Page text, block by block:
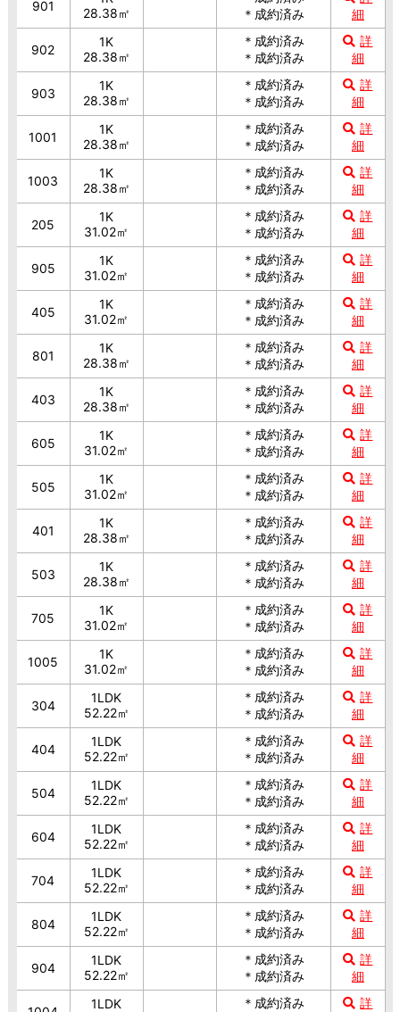
901
28.38㎡
＊成約済み
細
902
1K
28.38㎡
＊成約済み
＊成約済み
詳
細
903
1K
28.38㎡
＊成約済み
＊成約済み
詳
細
1001
1K
28.38㎡
＊成約済み
＊成約済み
詳
細
1003
1K
28.38㎡
＊成約済み
＊成約済み
詳
細
205
1K
31.02㎡
＊成約済み
＊成約済み
詳
細
905
1K
31.02㎡
＊成約済み
＊成約済み
詳
細
405
1K
31.02㎡
＊成約済み
＊成約済み
詳
細
801
1K
28.38㎡
＊成約済み
＊成約済み
詳
細
403
1K
28.38㎡
＊成約済み
＊成約済み
詳
細
605
1K
31.02㎡
＊成約済み
＊成約済み
詳
細
505
1K
31.02㎡
＊成約済み
＊成約済み
詳
細
401
1K
28.38㎡
＊成約済み
＊成約済み
詳
細
503
1K
28.38㎡
＊成約済み
＊成約済み
詳
細
705
1K
31.02㎡
＊成約済み
＊成約済み
詳
細
1005
1K
31.02㎡
＊成約済み
＊成約済み
詳
細
304
1LDK
52.22㎡
＊成約済み
＊成約済み
詳
細
404
1LDK
52.22㎡
＊成約済み
＊成約済み
詳
細
504
1LDK
52.22㎡
＊成約済み
＊成約済み
詳
細
604
1LDK
52.22㎡
＊成約済み
＊成約済み
詳
細
704
1LDK
52.22㎡
＊成約済み
＊成約済み
詳
細
804
1LDK
52.22㎡
＊成約済み
＊成約済み
詳
細
904
1LDK
52.22㎡
＊成約済み
＊成約済み
詳
細
1LDK
＊成約済み 詳